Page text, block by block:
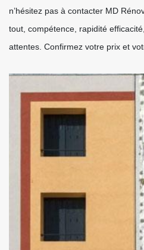
n’hésitez pas à contacter MD
tout, compétence, rapidité
attentes. Confirmez votre prix et